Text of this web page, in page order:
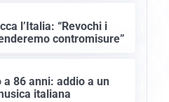
l’Italia: “Revochi i
contromisure”
a 86 anni: addio a un
italiana